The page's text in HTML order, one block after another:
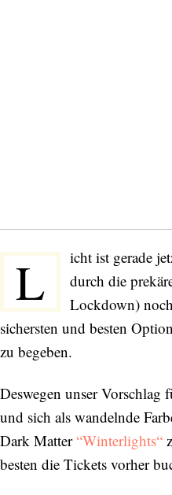
L
icht ist gerade
durch die
Lockdown)
sichersten und besten
zu begeben.
Deswegen unser Vorschlag
und sich als wandelnde
Dark Matter “Winterlights“
besten die Tickets vorher